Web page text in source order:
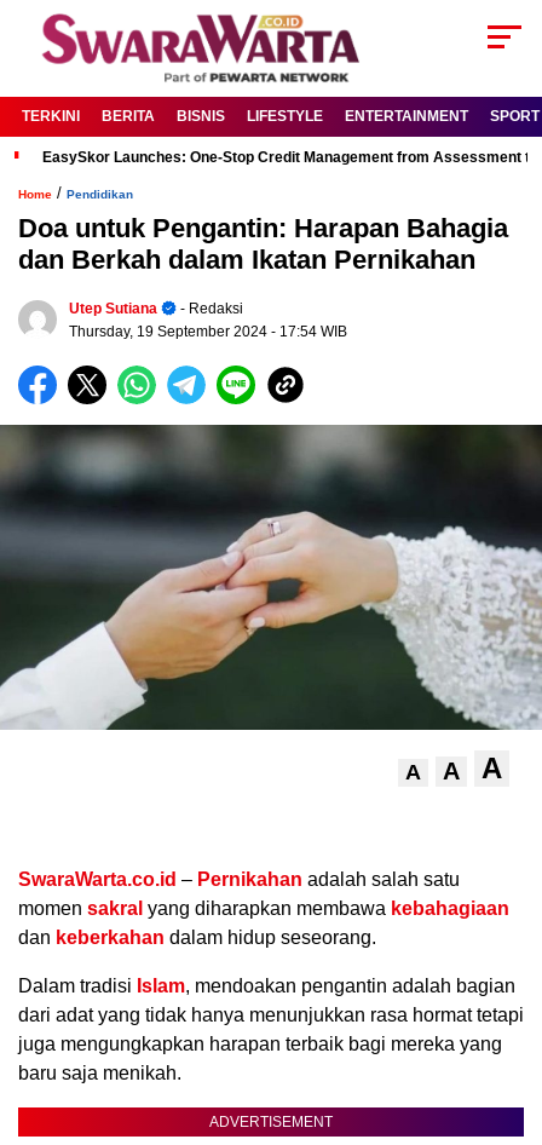
TERKINI BERITA BISNIS LIFESTYLE ENTERTAINMENT SPORT
EasySkor Launches: One-Stop Credit Management from Assessment
Home / Pendidikan
Doa untuk Pengantin: Harapan Bahagia
dan Berkah dalam Ikatan Pernikahan
Utep Sutiana
- Redaksi
Thursday, 19 September 2024 - 17:54 WIB
A A A
SwaraWarta.co.id – Pernikahan adalah salah satu
momen sakral yang diharapkan membawa kebahagiaan
dan keberkahan dalam hidup seseorang.
Dalam tradisi Islam, mendoakan pengantin adalah bagian
dari adat yang tidak hanya menunjukkan rasa hormat tetapi
juga mengungkapkan harapan terbaik bagi mereka yang
baru saja menikah.
ADVERTISEMENT